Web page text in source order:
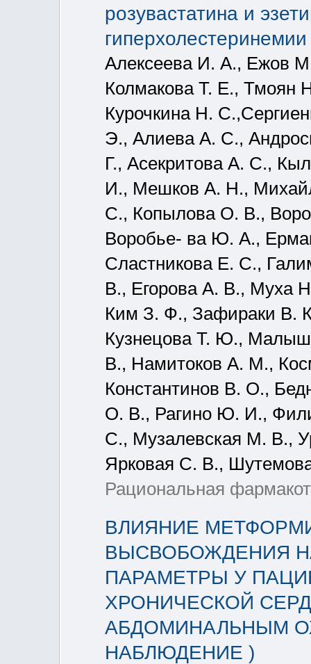
розувастатина и
Алексеева И. А., Ежов
Колмакова Т. Е., Тмоян
Курочкина Н.
Э., Алиева А. С.,
Г., Асекритова А. С.,
И., Мешков А. Н.,
С., Копылова О. В.,
Воробье- ва Ю. А.,
Сластникова Е. С.,
В., Егорова А. В., Муха
Ким З. Ф., Зафираки В.
Кузнецова Т. Ю.,
В., Намитоков А. М.,
Константинов В. О.,
О. В., Рагино Ю. И.,
С., Музалевская М. В.,
Ярковая С. В.,
Рациональная
ВЛИЯНИЕ
ВЫСВОБОЖДЕНИЯ
ПАРАМЕТРЫ У
ХРОНИЧЕСКОЙ
АБДОМИНАЛЬНЫМ
НАБЛЮДЕНИЕ )